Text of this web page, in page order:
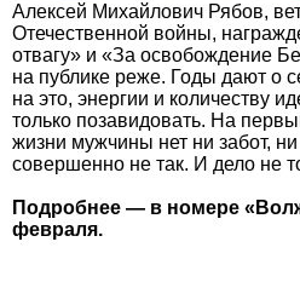
Алексей Михайлович Рябов,
Отечественной войны,
отвагу» и «За освобождение
на публике реже. Годы дают о
на это, энергии и количеству
только позавидовать. На
жизни мужчины нет ни забот,
совершенно не так. И дело не
Подробнее — в номере
февраля.